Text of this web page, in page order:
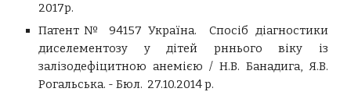
2017р.
Патент № 94157 Україна.
Спосіб діагностики
диселементозу у дітей рннього віку із
залізодефіцитною анемією / Н.В. Банадига, Я.В.
Рогальська. - Бюл. 27.10.2014 р.